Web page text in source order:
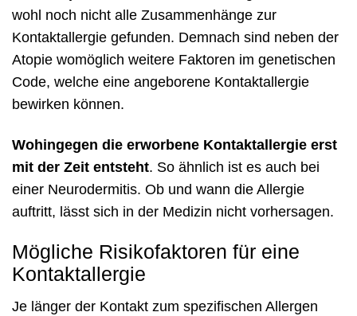
wohl noch nicht alle Zusammenhänge zur
Kontaktallergie gefunden. Demnach sind neben der
Atopie womöglich weitere Faktoren im genetischen
Code, welche eine angeborene Kontaktallergie
bewirken können.
Wohingegen die erworbene Kontaktallergie erst
mit der Zeit entsteht. So ähnlich ist es auch bei
einer Neurodermitis. Ob und wann die Allergie
auftritt, lässt sich in der Medizin nicht vorhersagen.
Mögliche Risikofaktoren für eine
Kontaktallergie
Je länger der Kontakt zum spezifischen Allergen